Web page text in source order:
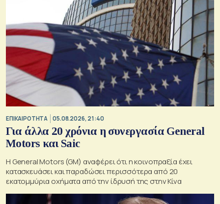
ΕΠΙΚΑΙΡΟΤΗΤΑ 05.08.2026, 21:40
Για άλλα 20 χρόνια η συνεργασία General
Motors και Saic
Η General Motors (GM) αναφέρει ότι η κοινοπραξία έχει
κατασκευάσει και παραδώσει περισσότερα από 20
εκατομμύρια οχήματα από την ίδρυσή της στην Κίνα